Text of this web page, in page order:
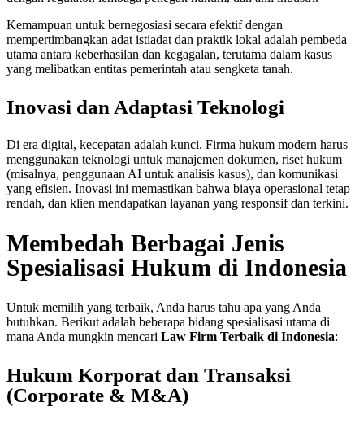
Kemampuan untuk bernegosiasi secara efektif dengan
mempertimbangkan adat istiadat dan praktik lokal adalah pembeda
utama antara keberhasilan dan kegagalan, terutama dalam kasus
yang melibatkan entitas pemerintah atau sengketa tanah.
Inovasi dan Adaptasi Teknologi
Di era digital, kecepatan adalah kunci. Firma hukum modern harus
menggunakan teknologi untuk manajemen dokumen, riset hukum
(misalnya, penggunaan AI untuk analisis kasus), dan komunikasi
yang efisien. Inovasi ini memastikan bahwa biaya operasional tetap
rendah, dan klien mendapatkan layanan yang responsif dan terkini.
Membedah Berbagai Jenis
Spesialisasi Hukum di Indonesia
Untuk memilih yang terbaik, Anda harus tahu apa yang Anda
butuhkan. Berikut adalah beberapa bidang spesialisasi utama di
mana Anda mungkin mencari Law Firm Terbaik di Indonesia:
Hukum Korporat dan Transaksi
(Corporate & M&A)